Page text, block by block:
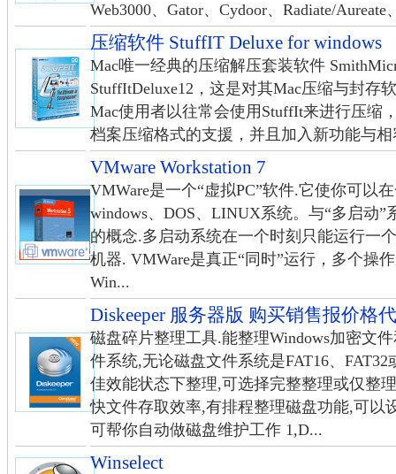
Web3000、Gator、Cydoor、Radiate/
压缩软件 StuffIT Deluxe for windows
Mac唯一经典的压缩解压套装软件
StuffItDeluxe12，这是对其Mac压缩与封存
Mac使用者以往常会使用StuffIt来进行压缩
档案压缩格式的支援，并且加入新功能与
VMware Workstation 7
VMWare是一个“虚拟PC”软件.它使你可以
windows、DOS、LINUX系统。与“多启动
的概念.多启动系统在一个时刻只能运行一
机器. VMWare是真正“同时”运行，多个操
Win...
Diskeeper 服务器版 购买销售报价格
磁盘碎片整理工具.能整理Windows加密文
件系统,无论磁盘文件系统是FAT16、
佳效能状态下整理,可选择完整整理或仅整
快文件存取效率,有排程整理磁盘功能,可以
可帮你自动做磁盘维护工作 1,D...
Winselect